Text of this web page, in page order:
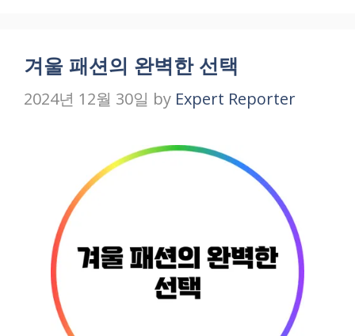
겨울 패션의 완벽한 선택
2024년 12월 30일 by Expert Reporter